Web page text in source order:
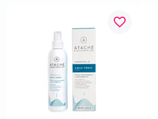
favorite_border